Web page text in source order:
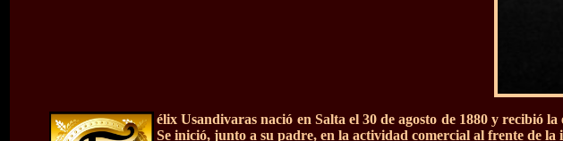
élix Usandivaras nació en Salta el 30 de agosto de 1880 y recibió
Se inició, junto a su padre, en la actividad comercial al frente de